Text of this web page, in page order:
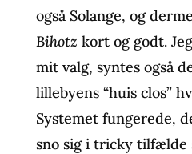
også Solange, og
Bihotz kort og godt.
mit valg, syntes også
lillebyens “huis clos”
Systemet fungerede,
sno sig i tricky tilfælde